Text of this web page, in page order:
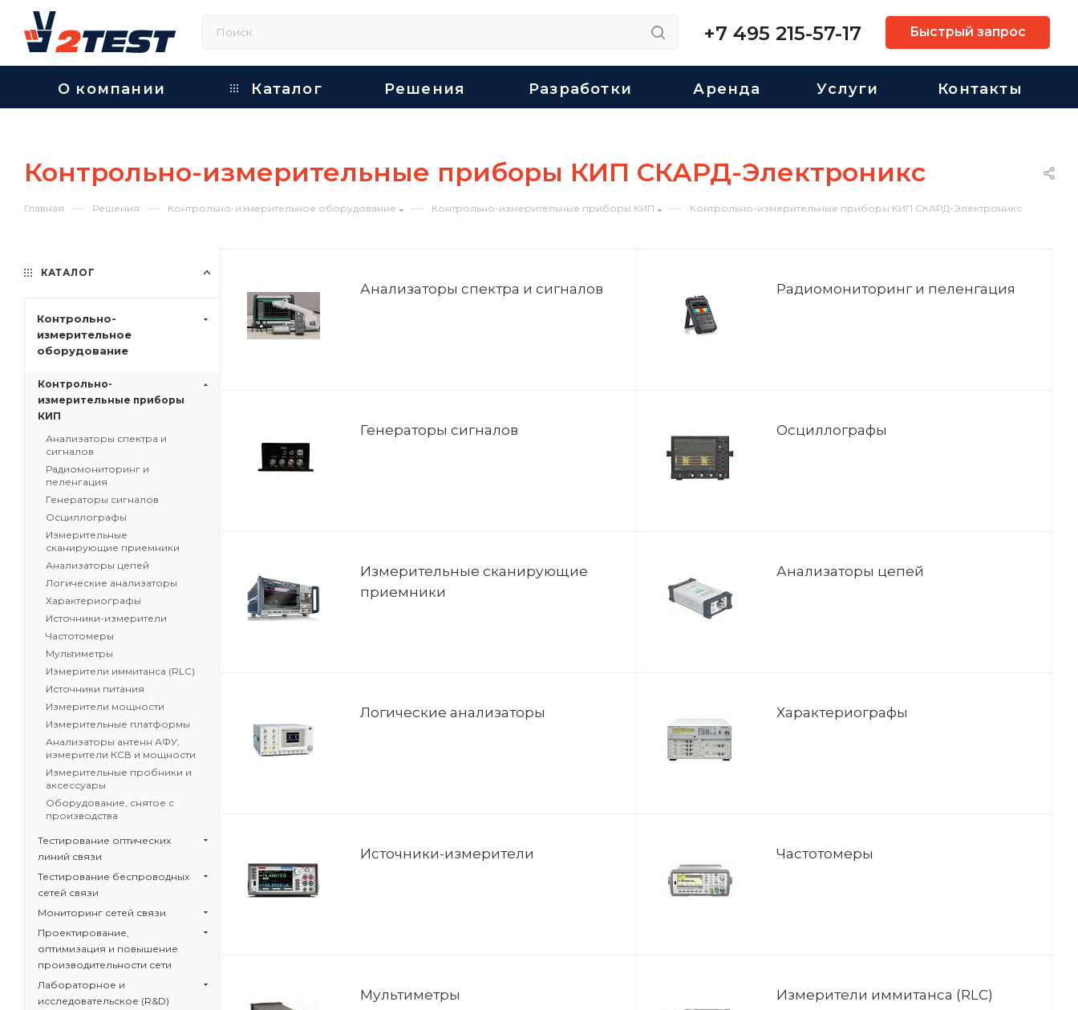
+7 495 215-57-17 Быстрый запрос
О компании Каталог Решения Разработки Аренда Услуги Контакты
Контрольно-измерительные приборы КИП СКАРД-Электроникс
Главная — Решения — Контрольно-измерительное оборудование — Контрольно-измерительные приборы КИП — Контрольно-измерительные приборы КИП СКАРД-Электроникс
Анализаторы спектра и сигналов Радиомониторинг и пеленгация
Генераторы сигналов Осциллографы
Измерительные сканирующие
приемники
Анализаторы цепей
Логические анализаторы Характериографы
Источники-измерители Частотомеры
Мультиметры Измерители иммитанса (RLC)
КАТАЛОГ
Контрольно-
измерительное
оборудование
Контрольно-
измерительные приборы
КИП
Анализаторы спектра и
сигналов
Радиомониторинг и
пеленгация
Генераторы сигналов
Осциллографы
Измерительные
сканирующие приемники
Анализаторы цепей
Логические анализаторы
Характериографы
Источники-измерители
Частотомеры
Мультиметры
Измерители иммитанса (RLC)
Источники питания
Измерители мощности
Измерительные платформы
Анализаторы антенн АФУ,
измерители КСВ и мощности
Измерительные пробники и
аксессуары
Оборудование, снятое с
производства
Тестирование оптических
линий связи
Тестирование беспроводных
сетей связи
Мониторинг сетей связи
Проектирование,
оптимизация и повышение
производительности сети
Лабораторное и
исследовательское (R&D)